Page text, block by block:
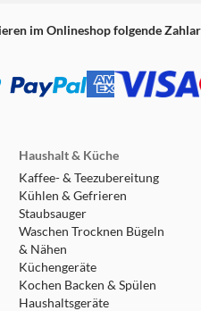
im Onlineshop folgende
Haushalt & Küche
Kaffee- & Teezubereitung
Kühlen & Gefrieren
Staubsauger
Waschen Trocknen Bügeln
& Nähen
Küchengeräte
Kochen Backen & Spülen
Haushaltsgeräte